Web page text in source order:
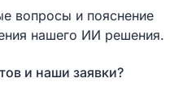
вопросы и пояснение
нашего ИИ решения.
и наши заявки?